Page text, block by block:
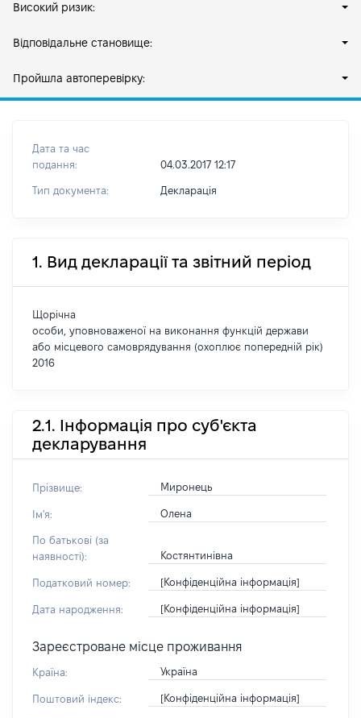
Високий ризик:
Відповідальне становище:
Пройшла автоперевірку:
Дата та час
подання:
04.03.2017 12:17
Тип документа: Декларація
1. Вид декларації та звітний період
Щорічна
особи, уповноваженої на виконання функцій держави
або місцевого самоврядування (охоплює попередній рік)
2016
2.1. Інформація про суб'єкта
декларування
Прізвище: Миронець
Ім'я: Олена
По батькові (за
наявності):
Костянтинівна
Податковий номер: [Конфіденційна інформація]
Дата народження: [Конфіденційна інформація]
Зареєстроване місце проживання
Країна: Україна
Поштовий індекс: [Конфіденційна інформація]